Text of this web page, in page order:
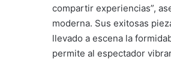
compartir experiencias”,
moderna. Sus exitosas
llevado a escena la
permite al espectador